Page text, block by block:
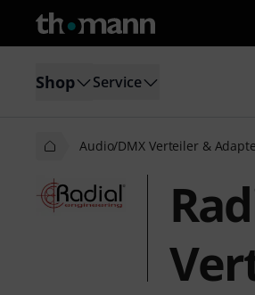
Shop Service
Audio/DMX Verteiler &